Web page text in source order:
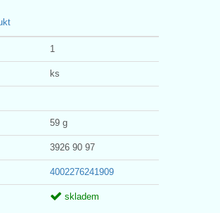
1
ks
59 g
3926 90 97
4002276241909
skladem